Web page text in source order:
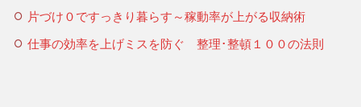
片づけ０ですっきり暮らす～稼動率が上がる収納術
仕事の効率を上げミスを防ぐ 整理･整頓１００の法則